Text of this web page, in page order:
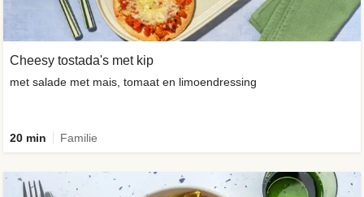
Cheesy tostada's met kip
met salade met mais, tomaat en limoendressing
20 min Familie